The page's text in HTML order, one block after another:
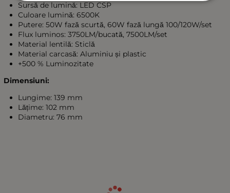
Sursă de lumină: LED CSP
Culoare lumină: 6500K
Putere: 50W fază scurtă, 60W fază lungă 100/120W/set
Flux luminos: 3750LM/bucată, 7500LM/set
Material lentilă: Sticlă
Material carcasă: Aluminiu și plastic
+500 % Luminozitate
Dimensiuni:
Lungime: 139 mm
Lățime: 102 mm
Diametru: 76 mm